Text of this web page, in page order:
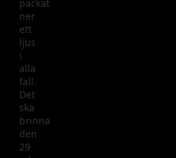
packat
ner
ett
ljus
i
alla
fall.
Det
ska
brinna
den
29